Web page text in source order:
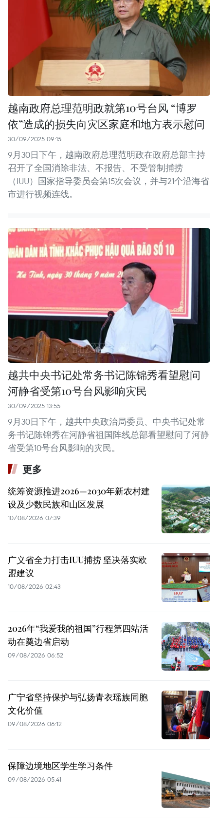
越南政府总理范明政就第10号台风 “博罗
依”造成的损失向灾区家庭和地方表示慰问
30/09/2025 09:15
9月30日下午，越南政府总理范明政在政府总部主持
召开了全国消除非法、不报告、不受管制捕捞
（IUU）国家指导委员会第15次会议，并与21个沿海省
市进行视频连线。
越共中央书记处常务书记陈锦秀看望慰问
河静省受第10号台风影响灾民
30/09/2025 13:55
9月30日下午，越共中央政治局委员、中央书记处常
务书记陈锦秀在河静省祖国阵线总部看望慰问了河静
省受第10号台风影响的灾民。
更多
统筹资源推进2026—2030年新农村建
设及少数民族和山区发展
10/08/2026 07:39
广义省全力打击IUU捕捞 坚决落实欧
盟建议
10/08/2026 02:43
2026年“我爱我的祖国”行程第四站活
动在奠边省启动
09/08/2026 06:52
广宁省坚持保护与弘扬青衣瑶族同胞
文化价值
09/08/2026 06:12
保障边境地区学生学习条件
09/08/2026 05:41